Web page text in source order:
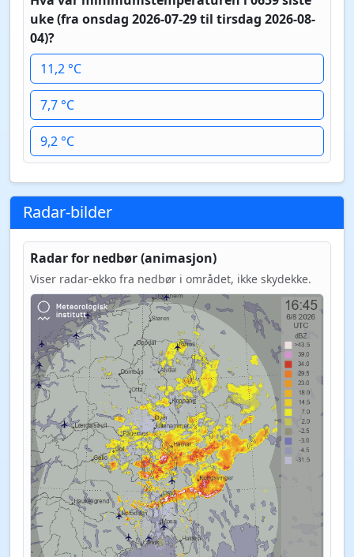
uke (fra onsdag 2026-07-29 til tirsdag 2026-08-
04)?
11,2 °C
7,7 °C
9,2 °C
Radar-bilder
Radar for nedbør (animasjon)
Viser radar-ekko fra nedbør i området, ikke skydekke.